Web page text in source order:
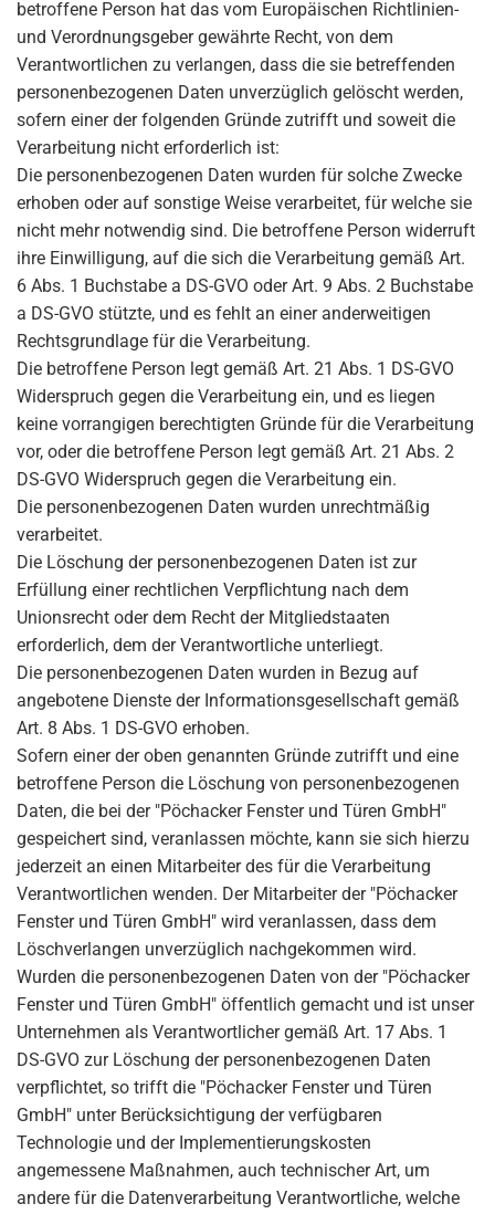
betroffene Person hat das vom Europäischen Richtlinien-
und Verordnungsgeber gewährte Recht, von dem
Verantwortlichen zu verlangen, dass die sie betreffenden
personenbezogenen Daten unverzüglich gelöscht werden,
sofern einer der folgenden Gründe zutrifft und soweit die
Verarbeitung nicht erforderlich ist:
Die personenbezogenen Daten wurden für solche Zwecke
erhoben oder auf sonstige Weise verarbeitet, für welche sie
nicht mehr notwendig sind. Die betroffene Person widerruft
ihre Einwilligung, auf die sich die Verarbeitung gemäß Art.
6 Abs. 1 Buchstabe a DS-GVO oder Art. 9 Abs. 2 Buchstabe
a DS-GVO stützte, und es fehlt an einer anderweitigen
Rechtsgrundlage für die Verarbeitung.
Die betroffene Person legt gemäß Art. 21 Abs. 1 DS-GVO
Widerspruch gegen die Verarbeitung ein, und es liegen
keine vorrangigen berechtigten Gründe für die Verarbeitung
vor, oder die betroffene Person legt gemäß Art. 21 Abs. 2
DS-GVO Widerspruch gegen die Verarbeitung ein.
Die personenbezogenen Daten wurden unrechtmäßig
verarbeitet.
Die Löschung der personenbezogenen Daten ist zur
Erfüllung einer rechtlichen Verpflichtung nach dem
Unionsrecht oder dem Recht der Mitgliedstaaten
erforderlich, dem der Verantwortliche unterliegt.
Die personenbezogenen Daten wurden in Bezug auf
angebotene Dienste der Informationsgesellschaft gemäß
Art. 8 Abs. 1 DS-GVO erhoben.
Sofern einer der oben genannten Gründe zutrifft und eine
betroffene Person die Löschung von personenbezogenen
Daten, die bei der "Pöchacker Fenster und Türen GmbH"
gespeichert sind, veranlassen möchte, kann sie sich hierzu
jederzeit an einen Mitarbeiter des für die Verarbeitung
Verantwortlichen wenden. Der Mitarbeiter der "Pöchacker
Fenster und Türen GmbH" wird veranlassen, dass dem
Löschverlangen unverzüglich nachgekommen wird.
Wurden die personenbezogenen Daten von der "Pöchacker
Fenster und Türen GmbH" öffentlich gemacht und ist unser
Unternehmen als Verantwortlicher gemäß Art. 17 Abs. 1
DS-GVO zur Löschung der personenbezogenen Daten
verpflichtet, so trifft die "Pöchacker Fenster und Türen
GmbH" unter Berücksichtigung der verfügbaren
Technologie und der Implementierungskosten
angemessene Maßnahmen, auch technischer Art, um
andere für die Datenverarbeitung Verantwortliche, welche